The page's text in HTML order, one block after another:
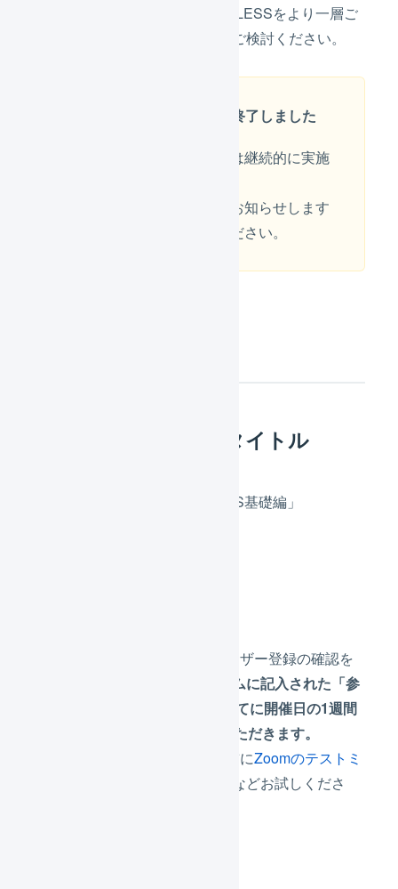
開催させていただきます。LOGILESSをより一層ご
活用いただくためにぜひ参加をご検討ください。
参加申し込みの受付は終了しました
今後も同じ内容のセミナーは継続的に実施
次回の開催についても順次お知らせします
ので、ぜひ参加をご検討ください。
オンラインセミナータイトル
「仕組みから学べる！LOGILESS基礎編」
※申し込みフォーム登録後、ユーザー登録の確認を
本申し込みフォームに記入された「参
加者情報 メールアドレス」宛てに開催日の1週間
前を目安にURLを送付させていただきます。
※参加予定のデバイスにて、事前にZoomのテストミ
し、音量設定などお試しくださ